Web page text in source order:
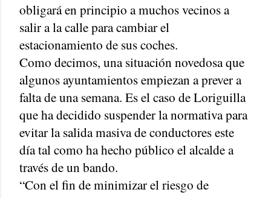
obligará en principio a muchos vecinos a
salir a la calle para cambiar el
estacionamiento de sus coches.
Como decimos, una situación novedosa que
algunos ayuntamientos empiezan a prever a
falta de una semana. Es el caso de Loriguilla
que ha decidido suspender la normativa para
evitar la salida masiva de conductores este
día tal como ha hecho público el alcalde a
través de un bando.
“Con el fin de minimizar el riesgo de